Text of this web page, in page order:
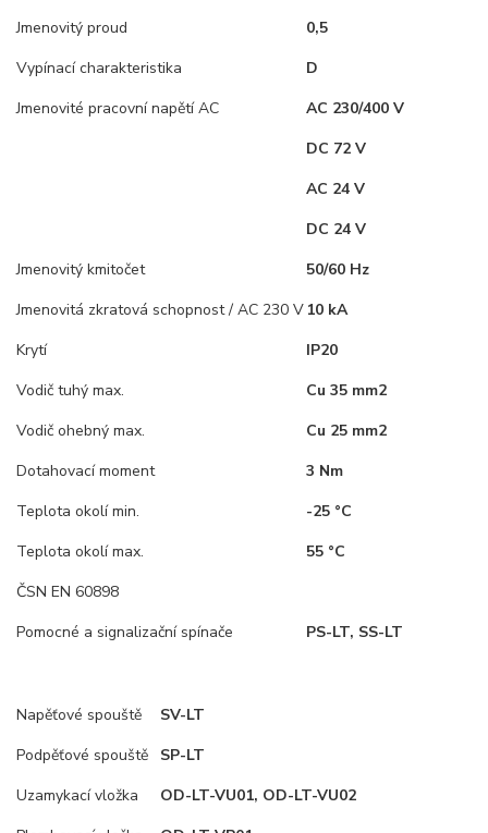
Jmenovitý proud
0,5
Vypínací charakteristika
D
Jmenovité pracovní napětí AC
AC 230/400 V
DC 72 V
AC 24 V
DC 24 V
Jmenovitý kmitočet
50/60 Hz
Jmenovitá zkratová schopnost / AC 230 V 10 kA
Krytí
IP20
Vodič tuhý max.
Cu 35 mm2
Vodič ohebný max.
Cu 25 mm2
Dotahovací moment
3 Nm
Teplota okolí min.
-25 °C
Teplota okolí max.
55 °C
ČSN EN 60898
Pomocné a signalizační spínače
PS-LT, SS-LT
Napěťové spouště
SV-LT
Podpěťové spouště
SP-LT
Uzamykací vložka
OD-LT-VU01, OD-LT-VU02